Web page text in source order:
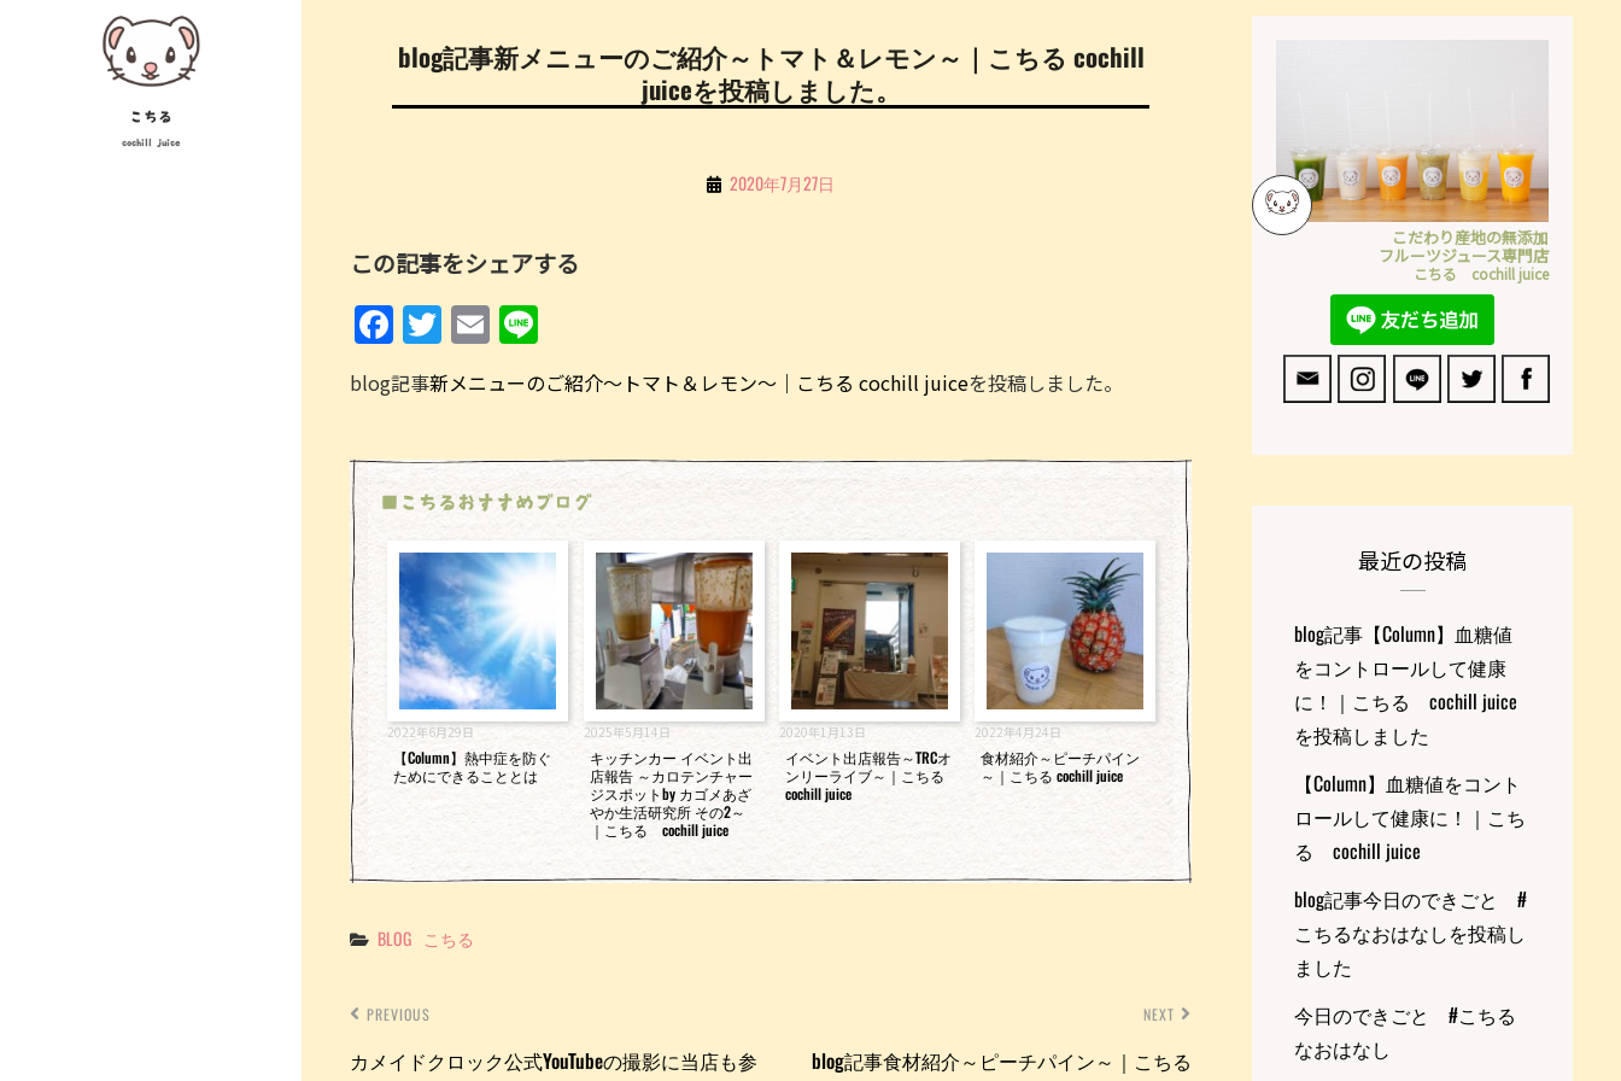
こちる
cochill juice
blog記事新メニューのご紹介～トマト＆レモン～｜こちる cochill
juiceを投稿しました。
By 2020年7月27日
この記事をシェアする
F
a
c
b
o
o
k
T
w
itt
E
m
ai
n
e
blog記事新メニューのご紹介～トマト＆レモン～｜こちる cochill juiceを投稿しました。
■こちるおすすめブログ
2022年6月29日
【Column】熱中症を防ぐ
ためにできることとは
2025年5月14日
キッチンカー イベント出
店報告 ～カロテンチャー
ジスポットby カゴメあざ
やか生活研究所 その2～
｜こちる cochill juice
2020年1月13日
イベント出店報告～TRCオ
ンリーライブ～｜こちる
cochill juice
2022年4月24日
食材紹介～ピーチパイン
～｜こちる cochill juice
Categories
BLOG こちる
ー
シ
ョ
ン
PREVIOUS
カメイドクロック公式YouTubeの撮影に当店も参
NEXT
blog記事食材紹介～ピーチパイン～｜こちる
こだわり産地の無添加
フルーツジュース専門店
こちる cochill juice
最近の投稿
blog記事【Column】血糖値
をコントロールして健康
に！｜こちる cochill juice
を投稿しました
【Column】血糖値をコント
ロールして健康に！｜こち
る cochill juice
blog記事今日のできごと #
こちるなおはなしを投稿し
ました
今日のできごと #こちる
なおはなし